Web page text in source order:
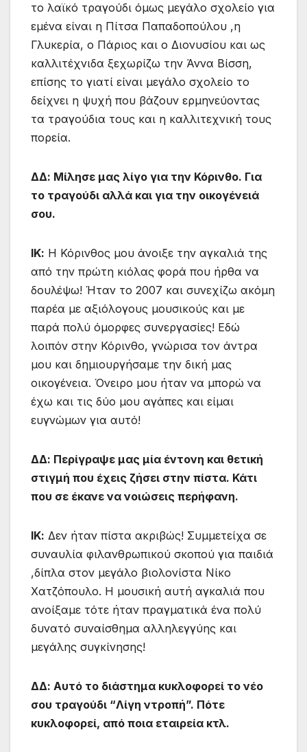
το λαϊκό τραγούδι όμως μεγάλο σχολείο για
εμένα είναι η Πίτσα Παπαδοπούλου ,η
Γλυκερία, ο Πάριος και ο Διονυσίου και ως
καλλιτέχνιδα ξεχωρίζω την Άννα Βίσση,
επίσης το γιατί είναι μεγάλο σχολείο το
δείχνει η ψυχή που βάζουν ερμηνεύοντας
τα τραγούδια τους και η καλλιτεχνική τους
πορεία.
ΔΔ: Μίλησε μας λίγο για την Κόρινθο. Για
το τραγούδι αλλά και για την οικογένειά
σου.
ΙΚ: Η Κόρινθος μου άνοιξε την αγκαλιά της
από την πρώτη κιόλας φορά που ήρθα να
δουλέψω! Ήταν το 2007 και συνεχίζω ακόμη
παρέα με αξιόλογους μουσικούς και με
παρά πολύ όμορφες συνεργασίες! Εδώ
λοιπόν στην Κόρινθο, γνώρισα τον άντρα
μου και δημιουργήσαμε την δική μας
οικογένεια. Όνειρο μου ήταν να μπορώ να
έχω και τις δύο μου αγάπες και είμαι
ευγνώμων για αυτό!
ΔΔ: Περίγραψε μας μία έντονη και θετική
στιγμή που έχεις ζήσει στην πίστα. Κάτι
που σε έκανε να νοιώσεις περήφανη.
ΙΚ: Δεν ήταν πίστα ακριβώς! Συμμετείχα σε
συναυλία φιλανθρωπικού σκοπού για παιδιά
,δίπλα στον μεγάλο βιολονίστα Νίκο
Χατζόπουλο. Η μουσική αυτή αγκαλιά που
ανοίξαμε τότε ήταν πραγματικά ένα πολύ
δυνατό συναίσθημα αλληλεγγύης και
μεγάλης συγκίνησης!
ΔΔ: Αυτό το διάστημα κυκλοφορεί το νέο
σου τραγούδι “Λίγη ντροπή”. Πότε
κυκλοφορεί, από ποια εταιρεία κτλ.